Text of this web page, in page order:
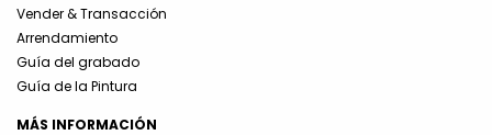
Vender & Transacción
Arrendamiento
Guía del grabado
Guía de la Pintura
MÁS INFORMACIÓN